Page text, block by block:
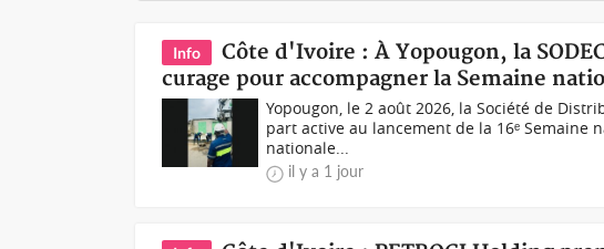
Info
Côte d'Ivoire : À Yopougon, la
curage pour accompagner la Semaine
Yopougon, le 2 août 2026, la Société de
part active au lancement de la 16ᵉ Semaine
nationale...
il y a 1 jour